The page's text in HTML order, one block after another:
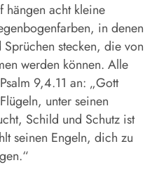
hängen acht kleine
in denen
stecken, die von
werden können. Alle
9,4.11 an: „Gott
unter seinen
Schild und Schutz ist
seinen Engeln, dich zu